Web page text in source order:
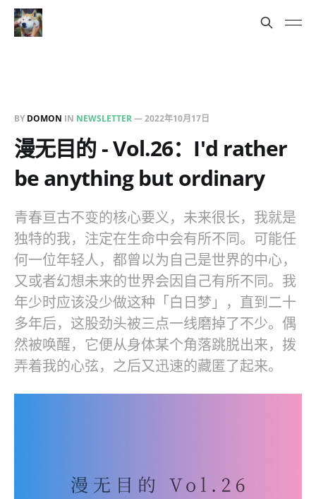
BY DOMON IN NEWSLETTER—2022年10月17日
漫无目的 - Vol.26：I'd rather
be anything but ordinary
青春亘古不变的核心要义，未来很长，我就是
独特的我，注定在生命中会有所不同。可能任
何一位年轻人，都曾以为自己是世界的中心，
又或者幻想未来的世界会因自己有所不同。我
年少时应该没少做这种「白日梦」，直到二十
多年后，这股劲头被三点一线磨掉了不少。偶
然被唤醒，它便从身体某个角落跳脱出来，拨
弄着我的心弦，之后又迅速的藏匿了起来。